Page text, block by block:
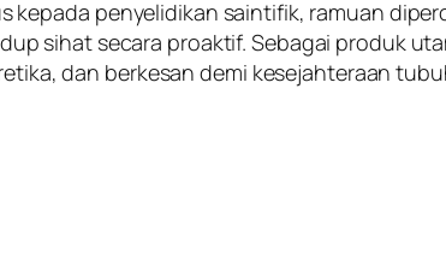
penyelidikan saintifik, ramuan
sihat secara proaktif. Sebagai produk
dan berkesan demi kesejahteraan